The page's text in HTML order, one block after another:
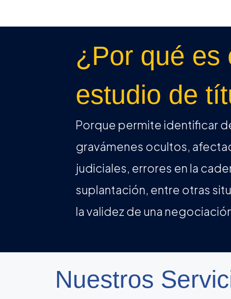
¿Por qué es
estudio de
Porque permite identificar
gravámenes ocultos,
judiciales, errores en la
suplantación, entre otras
la validez de una
Nuestros